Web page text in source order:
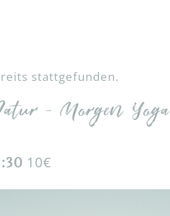
STUHL
UND MÄNNER
stattgefunden.
– Morgen Yoga
10€